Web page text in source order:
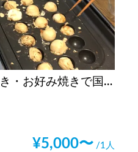
【外国人限定】たこ焼き・お好み焼きで国際交流
¥5,000〜 /1人